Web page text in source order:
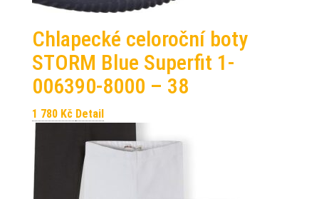
Chlapecké celoroční boty
STORM Blue Superfit 1-
006390-8000 – 38
1 780 Kč Detail